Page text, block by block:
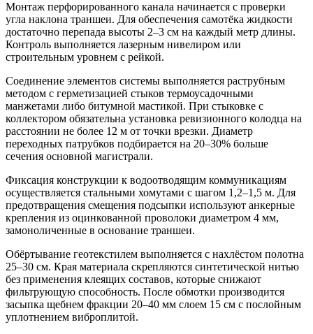
Монтаж перфорированного канала начинается с проверки
угла наклона траншеи. Для обеспечения самотёка жидкости
достаточно перепада высоты 2–3 см на каждый метр длины.
Контроль выполняется лазерным нивелиром или
строительным уровнем с рейкой.
Соединение элементов системы выполняется раструбным
методом с герметизацией стыков термоусадочными
манжетами либо битумной мастикой. При стыковке с
коллектором обязательна установка ревизионного колодца на
расстоянии не более 12 м от точки врезки. Диаметр
переходных патрубков подбирается на 20–30% больше
сечения основной магистрали.
Фиксация конструкции к водоотводящим коммуникациям
осуществляется стальными хомутами с шагом 1,2–1,5 м. Для
предотвращения смещения подсыпки используют анкерные
крепления из оцинкованной проволоки диаметром 4 мм,
замоноличенные в основание траншеи.
Обёртывание геотекстилем выполняется с нахлёстом полотна
25–30 см. Края материала скрепляются синтетической нитью
без применения клеящих составов, которые снижают
фильтрующую способность. После обмотки производится
засыпка щебнем фракции 20–40 мм слоем 15 см с послойным
уплотнением виброплитой.